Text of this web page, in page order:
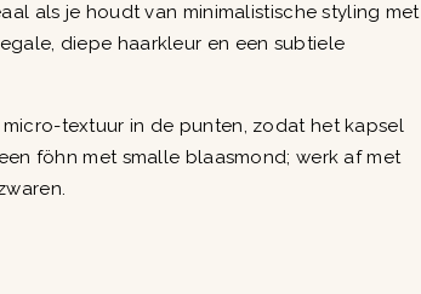
als je houdt van minimalistische styling met
diepe haarkleur en een subtiele
textuur in de punten, zodat het kapsel
föhn met smalle blaasmond; werk af met